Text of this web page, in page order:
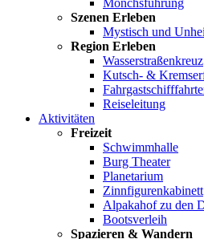
Mönchsführung
Szenen Erleben
Mystisch und
Region Erleben
Wasserstraßenkreuz
Kutsch- &
Reiseleitung
Aktivitäten
Freizeit
Schwimmhalle
Burg Theater
Planetarium
Zinnfigurenkabinett
Alpakahof zu den
Bootsverleih
Spazieren & Wandern